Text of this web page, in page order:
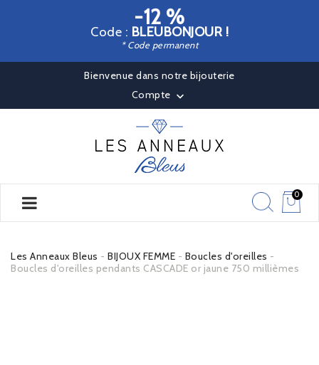
-12 %
Code : BLEUBONJOUR !
* Code permanent
Bienvenue dans notre bijouterie
Compte 
0
Les Anneaux Bleus BIJOUX FEMME
Boucles d'oreilles
Boucles d'oreilles pendants CASCADE or jaune 750 millièmes